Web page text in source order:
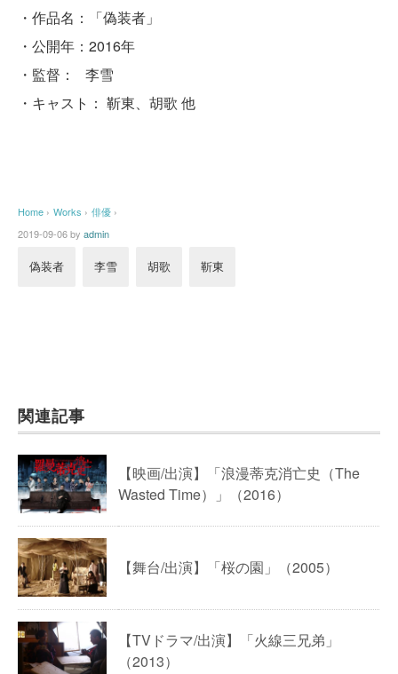
・作品名：「偽装者」
・公開年：2016年
・監督： 李雪
・キャスト： 靳東、胡歌 他
Home › Works › 俳優 ›
2019-09-06byadmin
偽装者 李雪 胡歌 靳東
関連記事
【映画/出演】「浪漫蒂克消亡史（The
Wasted Time）」（2016）
【舞台/出演】「桜の園」（2005）
【TVドラマ/出演】「火線三兄弟」
（2013）